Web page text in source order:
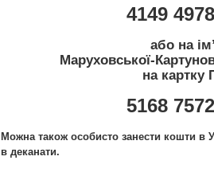
4149
або на
Маруховської-
на картку
5168
Можна також особисто занести кошти в
в деканати.